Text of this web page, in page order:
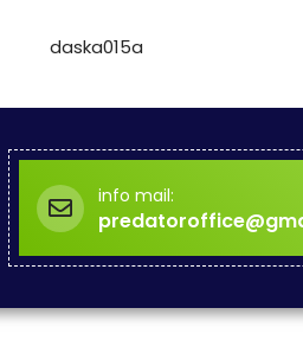
info mail: